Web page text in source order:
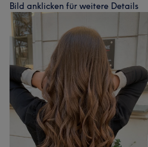
Bild anklicken für weitere Details